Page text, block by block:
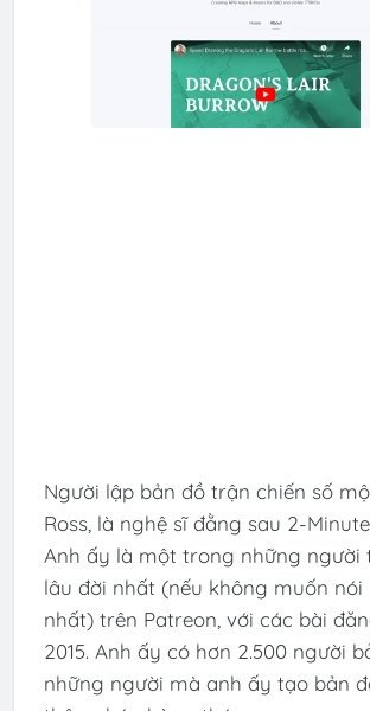
Người lập bản đồ trận chiến số
Ross, là nghệ sĩ đằng sau 2-
Anh ấy là một trong những người
lâu đời nhất (nếu không muốn nói
nhất) trên Patreon, với các bài
2015. Anh ấy có hơn 2.500 người
những người mà anh ấy tạo bản